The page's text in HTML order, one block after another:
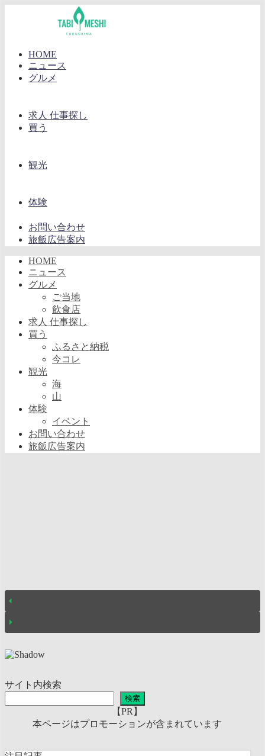
HOME
ニュース
グルメ
求人 仕事探し
買う
観光
体験
お問い合わせ
旅飯広告案内
HOME
ニュース
グルメ
ご当地
飲食店
求人 仕事探し
買う
ふるさと納税
今コレ
観光
海
山
体験
イベント
お問い合わせ
旅飯広告案内
サイト内検索
検索
【PR】
本ページはプロモーションが含まれています